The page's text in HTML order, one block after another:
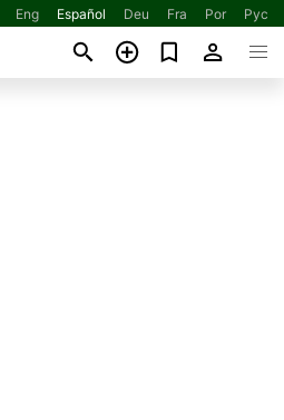
Eng Español Deu Fra Por Рус